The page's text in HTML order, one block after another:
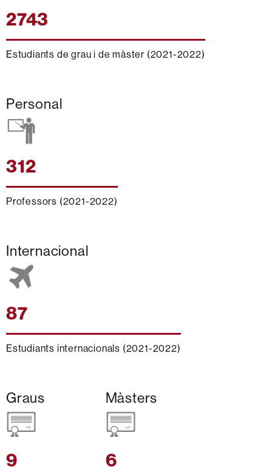
2743
Estudiants de grau i de màster (2021-2022)
Personal
312
Professors (2021-2022)
Internacional
87
Estudiants internacionals (2021-2022)
Graus
9
Màsters
6